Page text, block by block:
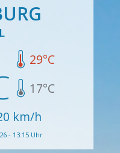
29°C
17°C
km/h
- 13:15 Uhr